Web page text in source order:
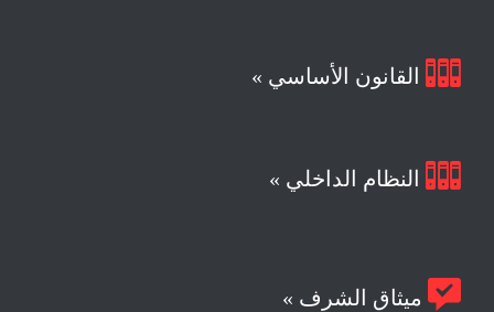
 القانون الأساسي »
 النظام الداخلي »
 ميثاق الشرف »